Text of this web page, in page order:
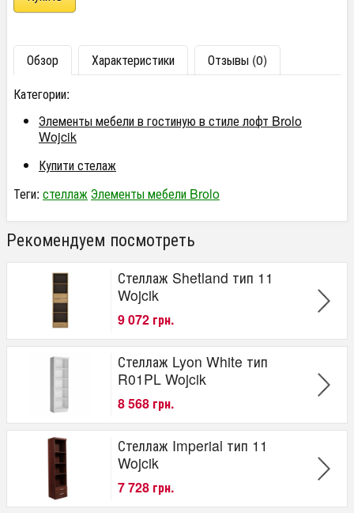
Обзор Характеристики
Отзывы (0)
Категории:
Элементы мебели в гостиную в стиле лофт Brolo
Wojcik
Купити стелаж
Теги: стеллажЭлементы мебели Brolo
Рекомендуем посмотреть
Стеллаж Shetland тип 11
Wojcik
9 072 грн.
Стеллаж Lyon White тип
R01PL Wojcik
8 568 грн.
Стеллаж Imperial тип 11
Wojcik
7 728 грн.